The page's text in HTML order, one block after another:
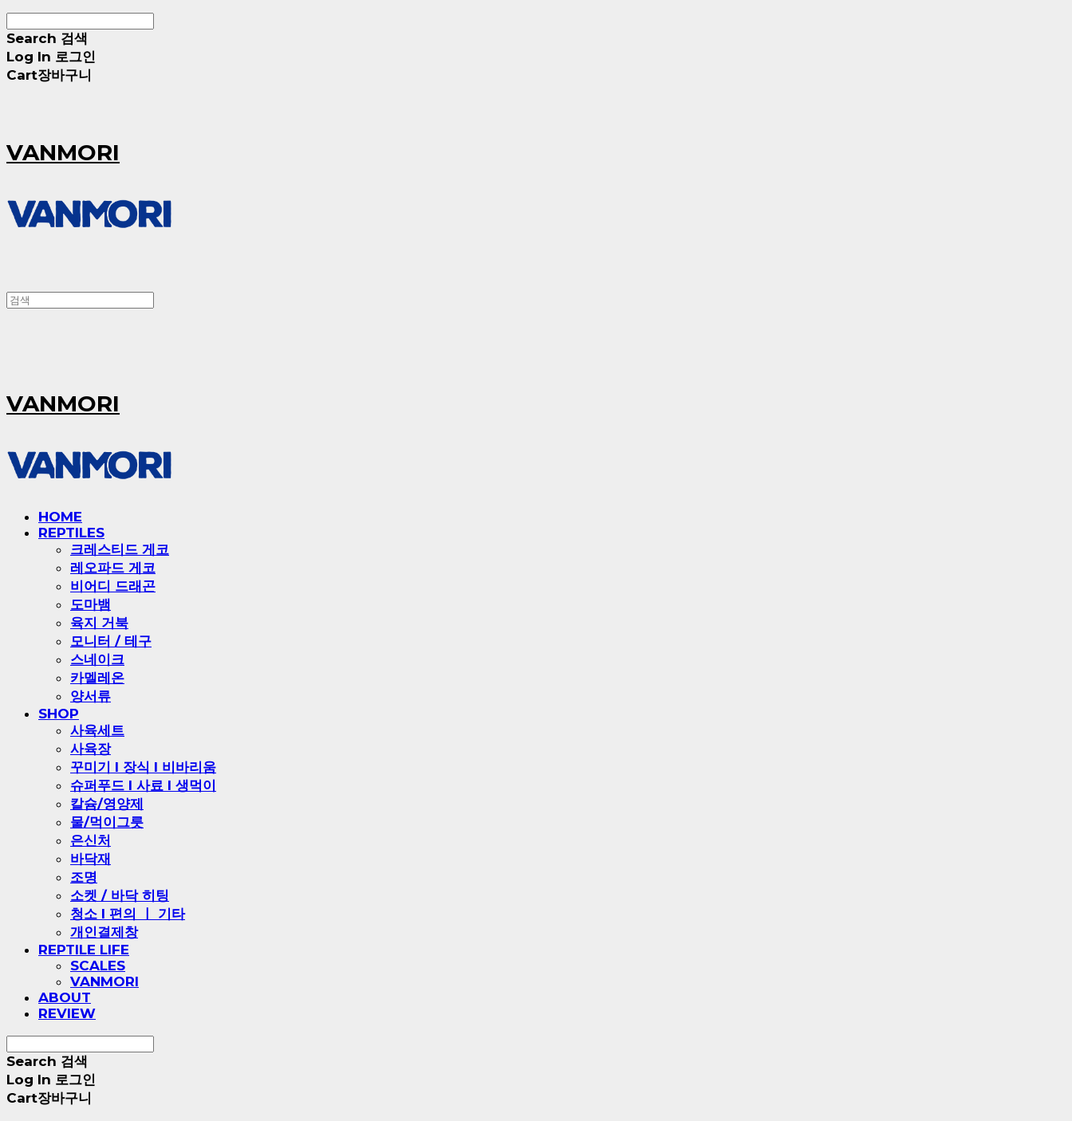
Search 검색
Log In 로그인
Cart장바구니
VANMORI
VANMORI
HOME
REPTILES
크레스티드 게코
레오파드 게코
비어디 드래곤
도마뱀
육지 거북
모니터 / 테구
스네이크
카멜레온
양서류
SHOP
사육세트
사육장
꾸미기 l 장식 l 비바리움
슈퍼푸드 l 사료 l 생먹이
칼슘/영양제
물/먹이그릇
은신처
바닥재
조명
소켓 / 바닥 히팅
청소 l 편의 ㅣ 기타
개인결제창
REPTILE LIFE
SCALES
VANMORI
ABOUT
REVIEW
Search 검색
Log In 로그인
Cart장바구니